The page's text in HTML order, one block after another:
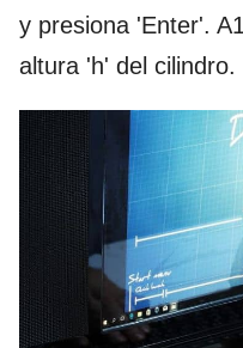
y presiona 'Enter'.
altura 'h' del cilindro.